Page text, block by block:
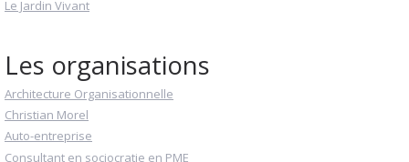
Le Jardin Vivant
Les organisations
Architecture Organisationnelle
Christian Morel
Auto-entreprise
Consultant en sociocratie en PME